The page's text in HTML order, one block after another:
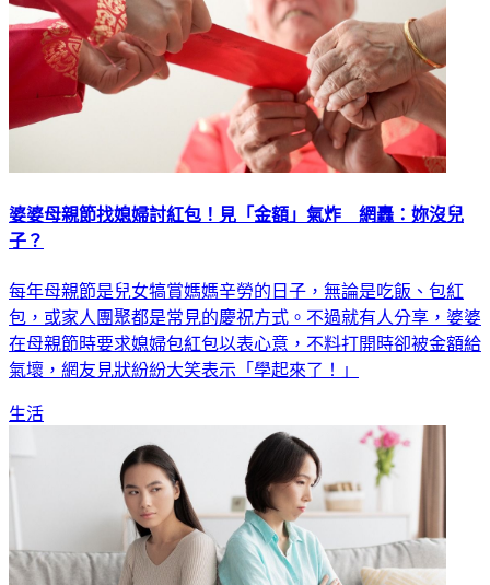
婆婆母親節找媳婦討紅包！見「金額」氣炸 網轟：妳沒兒
子？
每年母親節是兒女犒賞媽媽辛勞的日子，無論是吃飯、包紅
包，或家人團聚都是常見的慶祝方式。不過就有人分享，婆婆
在母親節時要求媳婦包紅包以表心意，不料打開時卻被金額給
氣壞，網友見狀紛紛大笑表示「學起來了！」
生活